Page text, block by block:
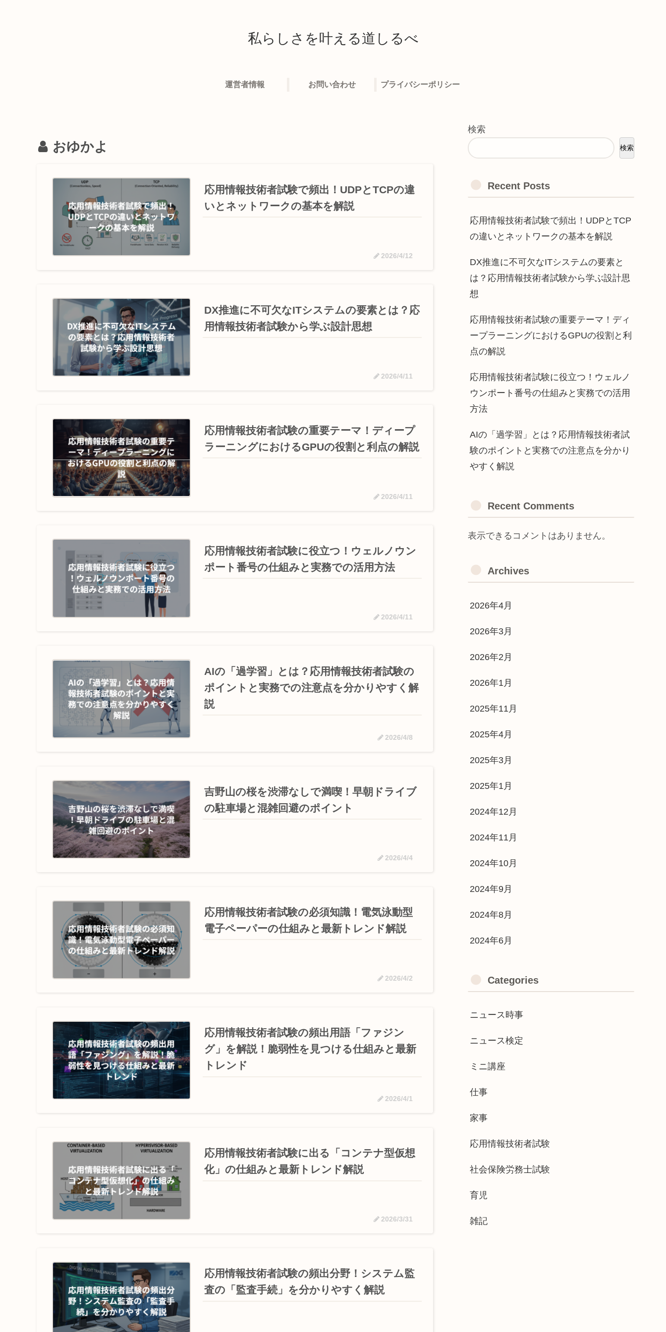
私らしさを叶える道しるべ
運営者情報 お問い合わせ プライバシーポリシー
おゆかよ
応用情報技術者試験で頻出！UDPとTCPの違
いとネットワークの基本を解説
2026/4/12
DX推進に不可欠なITシステムの要素とは？応
用情報技術者試験から学ぶ設計思想
2026/4/11
応用情報技術者試験の重要テーマ！ディープ
ラーニングにおけるGPUの役割と利点の解説
2026/4/11
応用情報技術者試験に役立つ！ウェルノウン
ポート番号の仕組みと実務での活用方法
2026/4/11
AIの「過学習」とは？応用情報技術者試験の
ポイントと実務での注意点を分かりやすく解
説
2026/4/8
吉野山の桜を渋滞なしで満喫！早朝ドライブ
の駐車場と混雑回避のポイント
2026/4/4
応用情報技術者試験の必須知識！電気泳動型
電子ペーパーの仕組みと最新トレンド解説
2026/4/2
応用情報技術者試験の頻出用語「ファジン
グ」を解説！脆弱性を見つける仕組みと最新
トレンド
2026/4/1
応用情報技術者試験に出る「コンテナ型仮想
化」の仕組みと最新トレンド解説
2026/3/31
応用情報技術者試験の頻出分野！システム監
査の「監査手続」を分かりやすく解説
検索
検索
Recent Posts
応用情報技術者試験で頻出！UDPとTCP
の違いとネットワークの基本を解説
DX推進に不可欠なITシステムの要素と
は？応用情報技術者試験から学ぶ設計思
想
応用情報技術者試験の重要テーマ！ディ
ープラーニングにおけるGPUの役割と利
点の解説
応用情報技術者試験に役立つ！ウェルノ
ウンポート番号の仕組みと実務での活用
方法
AIの「過学習」とは？応用情報技術者試
験のポイントと実務での注意点を分かり
やすく解説
Recent Comments
表示できるコメントはありません。
Archives
2026年4月
2026年3月
2026年2月
2026年1月
2025年11月
2025年4月
2025年3月
2025年1月
2024年12月
2024年11月
2024年10月
2024年9月
2024年8月
2024年6月
Categories
ニュース時事
ニュース検定
ミニ講座
仕事
家事
応用情報技術者試験
社会保険労務士試験
育児
雑記